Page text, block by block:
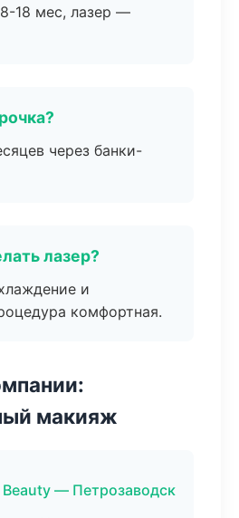
18 мес, лазер —
через банки-
лазер?
и
комфортная.
макияж
Beauty — Петрозаводск